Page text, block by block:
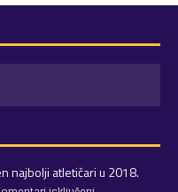
najbolji atletičari u 2018.